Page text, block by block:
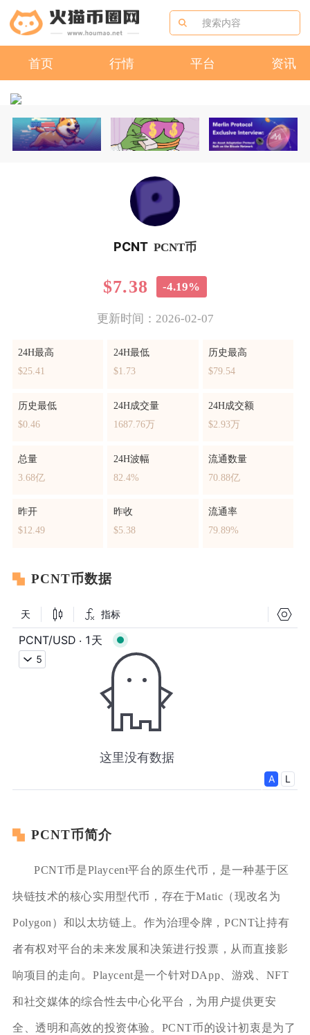
首页 行情 平台 资讯
PCNT PCNT币
$7.38 -4.19%
更新时间：2026-02-07
24H最高
$25.41
24H最低
$1.73
历史最高
$79.54
历史最低
$0.46
24H成交量
1687.76万
24H成交额
$2.93万
总量
3.68亿
24H波幅
82.4%
流通数量
70.88亿
昨开
$12.49
昨收
$5.38
流通率
79.89%
PCNT币数据
PCNT币简介
PCNT币是Playcent平台的原生代币，是一种基于区
块链技术的核心实用型代币，存在于Matic（现改名为
Polygon）和以太坊链上。作为治理令牌，PCNT让持有
者有权对平台的未来发展和决策进行投票，从而直接影
响项目的走向。Playcent是一个针对DApp、游戏、NFT
和社交媒体的综合性去中心化平台，为用户提供更安
全、透明和高效的投资体验。PCNT币的设计初衷是为了